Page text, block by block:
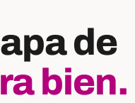
de
bien.